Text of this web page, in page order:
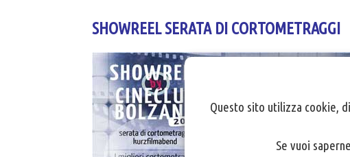
Questo sito utilizza cookie,
Se vuoi
SHOWREEL SERATA DI CORTOMETRAGGI